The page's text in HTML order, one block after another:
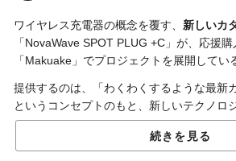
ワイヤレス充電器の概念を覆す、 新しいカ
「NovaWave SPOT PLUG +C」が、応援
「Makuake」でプロジェクトを展開してい
提供するのは、「わくわくするような最新
というコンセプトのもと、新しいテクノロ
を数多く開発してきた「株式会社CIO」。
同社が生みだしたのは、Qi2という新しい
続きを見る